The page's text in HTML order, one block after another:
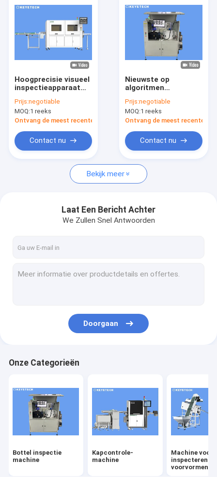
Producten
Ongeveer ons
Fabrieksreis
Nieuws
Verzoek om een Citaat
Bottel inspectie machine
Machine voor het inspecteren van voorvormen
IML-inspectiemachine
Hoogprecisie visueel
inspectieapparaat
gevormde
pulpproducten
Prijs:negotiable
MOQ:1 reeks
Ontvang de meest recente Prijs
Contact nu
Nieuwste op
algoritmen
detectieapparatuur
voor bruine flessen
Prijs:negotiable
MOQ:1 reeks
Ontvang de meest recente
Contact nu
Bekijk meer
Laat Een Bericht Achter
We Zullen Snel Antwoorden
Doorgaan
Onze Categorieën
Bottel inspectie
machine
Kapcontrole-
machine
Machine voor
inspecteren
voorvormen